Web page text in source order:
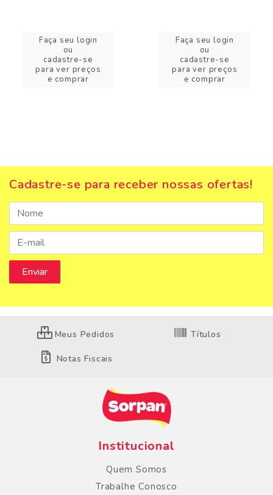
Faça seu login
ou
cadastre-se
para ver preços
e comprar
Faça seu login
ou
cadastre-se
para ver preços
e comprar
Cadastre-se para receber nossas ofertas!
Meus Pedidos Títulos
Notas Fiscais
Institucional
Quem Somos
Trabalhe Conosco